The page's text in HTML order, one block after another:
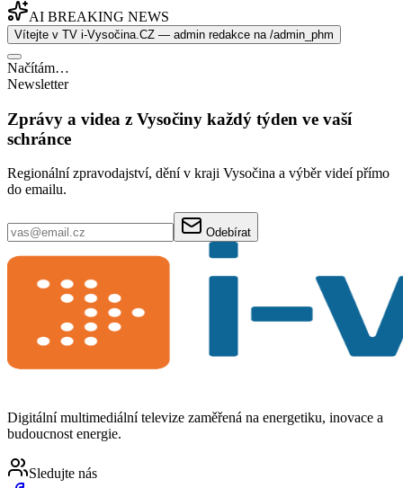
AI BREAKING NEWS
Vítejte v TV i-Vysočina.CZ — admin redakce na /admin_phm
Načítám…
Newsletter
Zprávy a videa z Vysočiny každý týden ve vaší
schránce
Regionální zpravodajství, dění v kraji Vysočina a výběr videí přímo
do emailu.
Odebírat
Digitální multimediální televize zaměřená na energetiku, inovace a
budoucnost energie.
Sledujte nás